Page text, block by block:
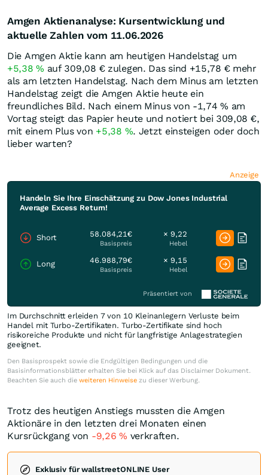
Amgen Aktienanalyse: Kursentwicklung und
aktuelle Zahlen vom 11.06.2026
Die Amgen Aktie kann am heutigen Handelstag um
+5,38% auf 309,08 €zulegen. Das sind +15,78 €mehr
als am letzten Handelstag. Nach dem Minus am letzten
Handelstag zeigt die Amgen Aktie heute ein
freundliches Bild. Nach einem Minus von -1,74% am
Vortag steigt das Papier heute und notiert bei 309,08 €,
mit einem Plus von +5,38 %. Jetzt einsteigen oder doch
lieber warten?
Anzeige
Handeln Sie Ihre Einschätzung zu Dow Jones Industrial
Average Excess Return!
Short 58.084,21€
Basispreis
× 9,22
Hebel
Long 46.988,79€
Basispreis
× 9,15
Hebel
Präsentiert von
Im Durchschnitt erleiden 7 von 10 Kleinanlegern Verluste beim
Handel mit Turbo-Zertifikaten. Turbo-Zertifikate sind hoch
risikoreiche Produkte und nicht für langfristige Anlagestrategien
geeignet.
Den Basisprospekt sowie die Endgültigen Bedingungen und die
Basisinformationsblätter erhalten Sie bei Klick auf das Disclaimer Dokument.
Beachten Sie auch die weiteren Hinweise zu dieser Werbung.
Trotz des heutigen Anstiegs mussten die Amgen
Aktionäre in den letzten drei Monaten einen
Kursrückgang von -9,26% verkraften.
Exklusiv für wallstreetONLINE User